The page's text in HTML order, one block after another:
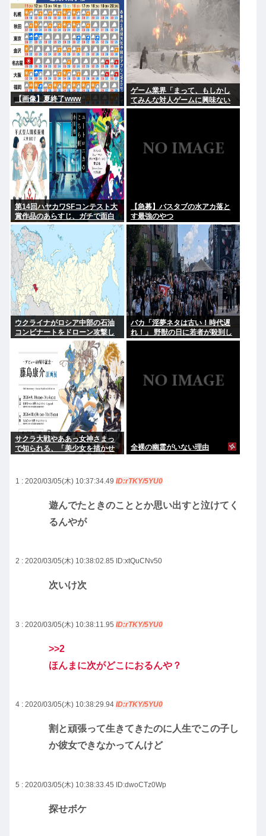
してどう終着するのか？
【画像】夏終了www
ゲーム業界「まって、もしかし
てみんな対人ゲームに興味ない
感じ…？」
第14回ハヤカワSFコンテスト大
賞作品のあらすじ、ガチで面白
そうと話題に
【急募】バスタブの水アカ落と
す最強のやつ
ウクライナがロシア中部の石油
コンビナートをドローン攻撃し
て13人死亡 ロシア外務省「戦争
犯罪だ！」
バカ「淫夢ネタは古い！時代遅
れ！」 野獣の日に若者が殺到し
新規ファン層の存在が証明され
サクラ大戦やああっ女神さまっ
で知られる、「美少女を描かせ
原画展が開催！
全裸の幽霊がいない理由
1 : 2020/03/05(木) 10:37:34.49 ID:rTKY/5YU0
遊んでたときのこととか思い出すと泣けてく
るんやが
2 : 2020/03/05(木) 10:38:02.85 ID:xtQuCNv50
次いけ次
3 : 2020/03/05(木) 10:38:11.95 ID:rTKY/5YU0
>>2
ほんまに次がどこにおるんや？
4 : 2020/03/05(木) 10:38:29.94 ID:rTKY/5YU0
割と頑張って生きてきたのに人生でこの子し
か彼女できなかってんけど
5 : 2020/03/05(木) 10:38:33.45 ID:dwoCTz0Wp
探せボケ